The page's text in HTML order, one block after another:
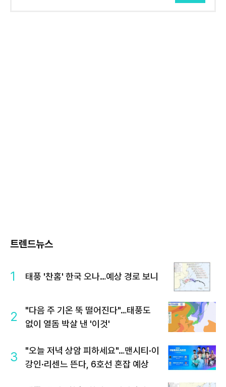
트렌드뉴스
1 태풍 '찬홈' 한국 오나…예상 경로 보니
2
"다음 주 기온 뚝 떨어진다"…태풍도
없이 열돔 박살 낸 '이것'
3
"오늘 저녁 상암 피하세요"…맨시티·이
강인·리센느 뜬다, 6호선 혼잡 예상